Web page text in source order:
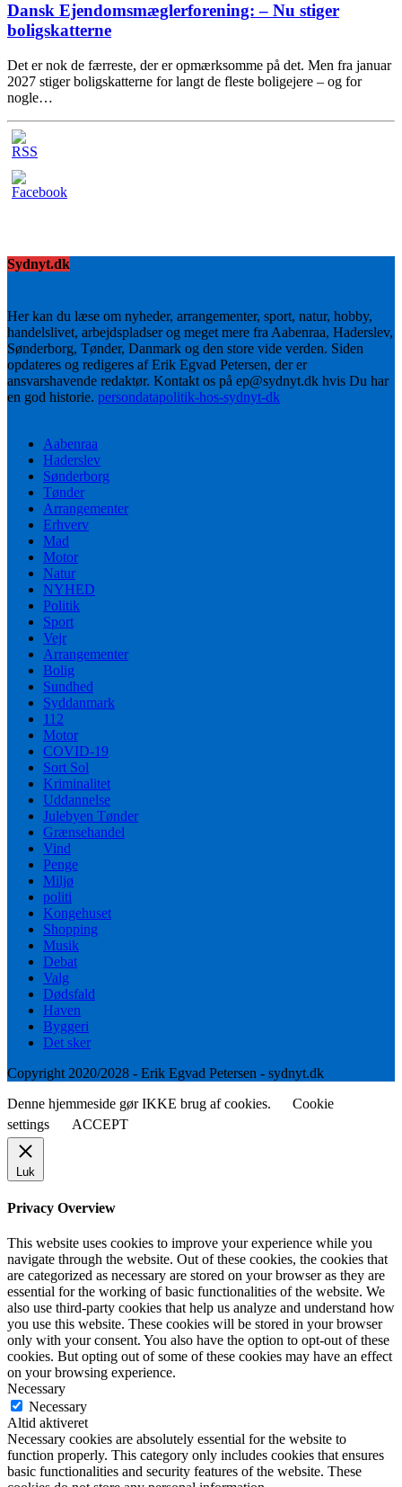
Dansk Ejendomsmæglerforening: – Nu stiger
boligskatterne
Det er nok de færreste, der er opmærksomme på det. Men fra januar
2027 stiger boligskatterne for langt de fleste boligejere – og for
nogle…
Sydnyt.dk
Her kan du læse om nyheder, arrangementer, sport, natur, hobby,
handelslivet, arbejdspladser og meget mere fra Aabenraa, Haderslev,
Sønderborg, Tønder, Danmark og den store vide verden. Siden
opdateres og redigeres af Erik Egvad Petersen, der er
ansvarshavende redaktør. Kontakt os på ep@sydnyt.dk hvis Du har
en god historie. persondatapolitik-hos-sydnyt-dk
Aabenraa
Haderslev
Sønderborg
Tønder
Arrangementer
Erhverv
Mad
Motor
Natur
NYHED
Politik
Sport
Vejr
Arrangementer
Bolig
Sundhed
Syddanmark
112
Motor
COVID-19
Sort Sol
Kriminalitet
Uddannelse
Julebyen Tønder
Grænsehandel
Vind
Penge
Miljø
politi
Kongehuset
Shopping
Musik
Debat
Valg
Dødsfald
Haven
Byggeri
Det sker
Copyright 2020/2028 - Erik Egvad Petersen - sydnyt.dk
Denne hjemmeside gør IKKE brug af cookies.
Cookie
settings
ACCEPT
Luk
Privacy Overview
This website uses cookies to improve your experience while you
navigate through the website. Out of these cookies, the cookies that
are categorized as necessary are stored on your browser as they are
essential for the working of basic functionalities of the website. We
also use third-party cookies that help us analyze and understand how
you use this website. These cookies will be stored in your browser
only with your consent. You also have the option to opt-out of these
cookies. But opting out of some of these cookies may have an effect
on your browsing experience.
Necessary
Necessary
Altid aktiveret
Necessary cookies are absolutely essential for the website to
function properly. This category only includes cookies that ensures
basic functionalities and security features of the website. These